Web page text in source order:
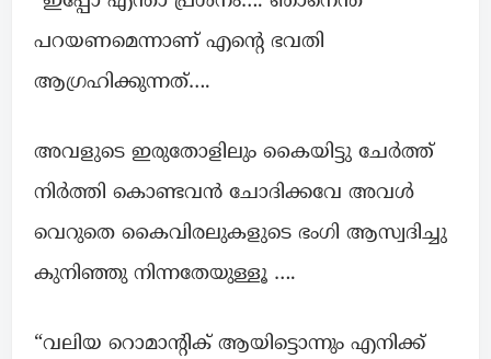
പറയണമെന്നാണ് എന്റെ ഭവതി
ആഗ്രഹിക്കുന്നത്….
അവളുടെ ഇരുതോളിലും കൈയിട്ടു ചേർത്ത്
നിർത്തി കൊണ്ടവൻ ചോദിക്കവേ അവൾ
വെറുതെ കൈവിരലുകളുടെ ഭംഗി ആസ്വദിച്ചു
കുനിഞ്ഞു നിന്നതേയുള്ളൂ ….
“വലിയ റൊമാന്റിക് ആയിട്ടൊന്നും എനിക്ക്